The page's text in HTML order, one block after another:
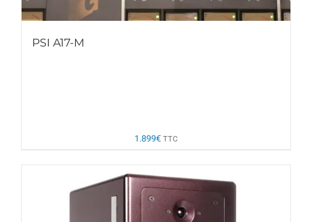
PSI A17-M
1.899€ TTC